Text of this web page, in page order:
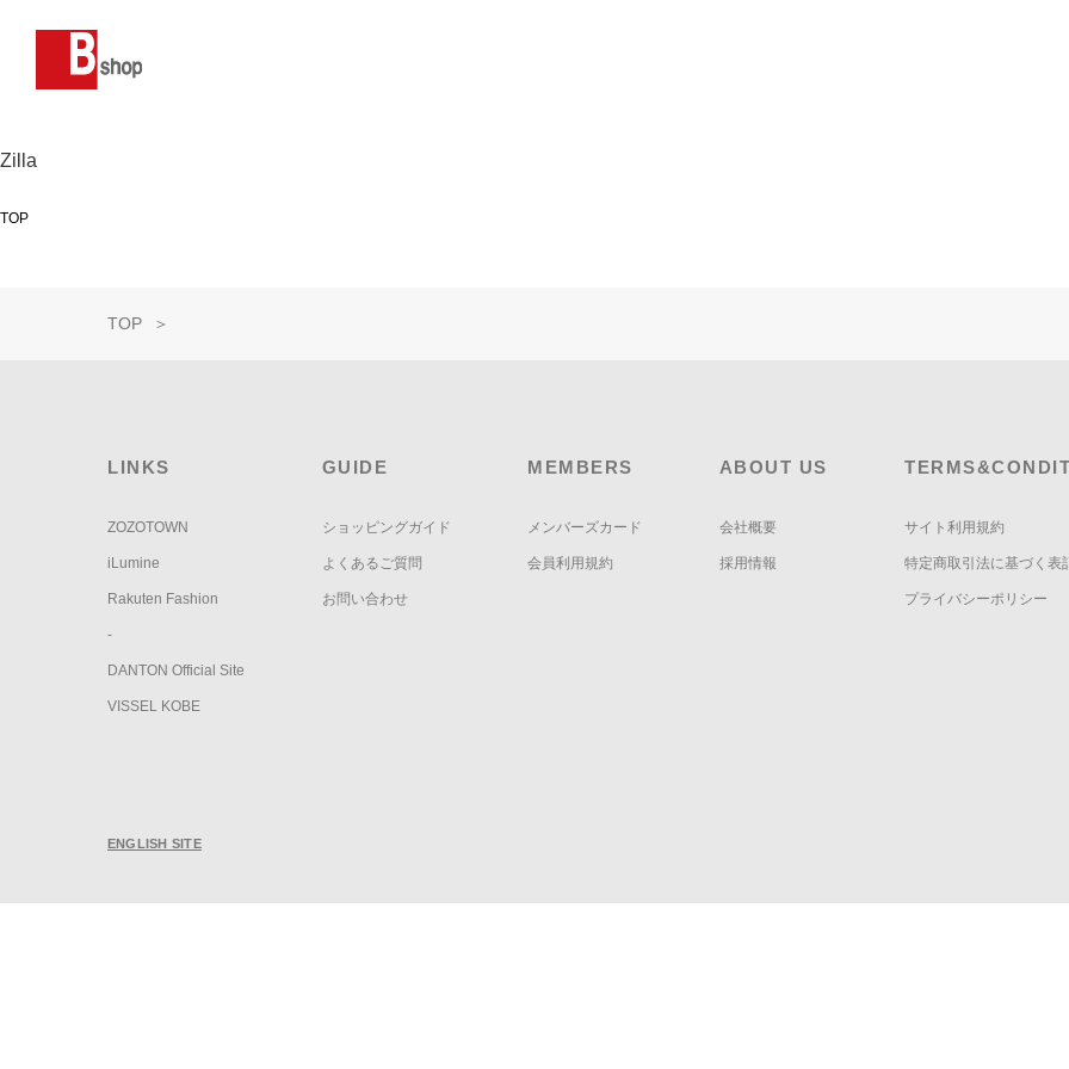
Zilla
TOP
TOP ＞
LINKS
ZOZOTOWN
iLumine
Rakuten Fashion
-
DANTON Official Site
VISSEL KOBE
GUIDE
ショッピングガイド
よくあるご質問
お問い合わせ
MEMBERS
メンバーズカード
会員利用規約
ABOUT US
会社概要
採用情報
サイト利用規約
特定商取引法に基づく表
プライバシーポリシー
ENGLISH SITE